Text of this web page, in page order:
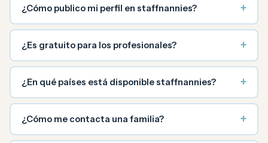
¿Cómo publico mi perfil en staffnannies? +
¿Es gratuito para los profesionales? +
¿En qué países está disponible staffnannies? +
¿Cómo me contacta una familia? +